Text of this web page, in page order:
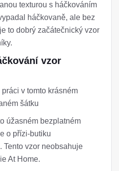
texturou s háčkováním
háčkovaně, ale bez
to dobrý začátečnický vzor
vzor
v tomto krásném
šátku
úžasném bezplatném
o přízi-butiku
Tento vzor neobsahuje
At Home.